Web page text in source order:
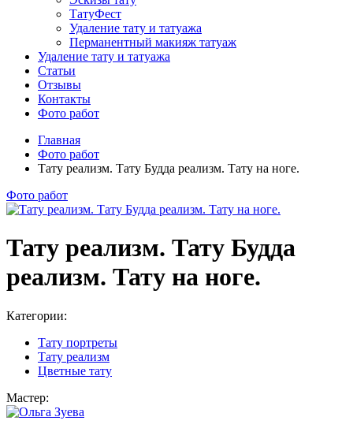
ТатуФест
Удаление тату и татуажа
Перманентный макияж татуаж
Удаление тату и татуажа
Статьи
Отзывы
Контакты
Фото работ
Главная
Фото работ
Тату реализм. Тату Будда реализм. Тату на ноге.
Фото работ
Тату реализм. Тату Будда
реализм. Тату на ноге.
Категории:
Тату портреты
Тату реализм
Цветные тату
Мастер: